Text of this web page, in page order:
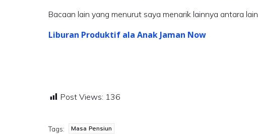
Bacaan lain yang menurut saya menarik lainnya antara lain
Liburan Produktif ala Anak Jaman Now
Post Views: 136
Tags: Masa Pensiun